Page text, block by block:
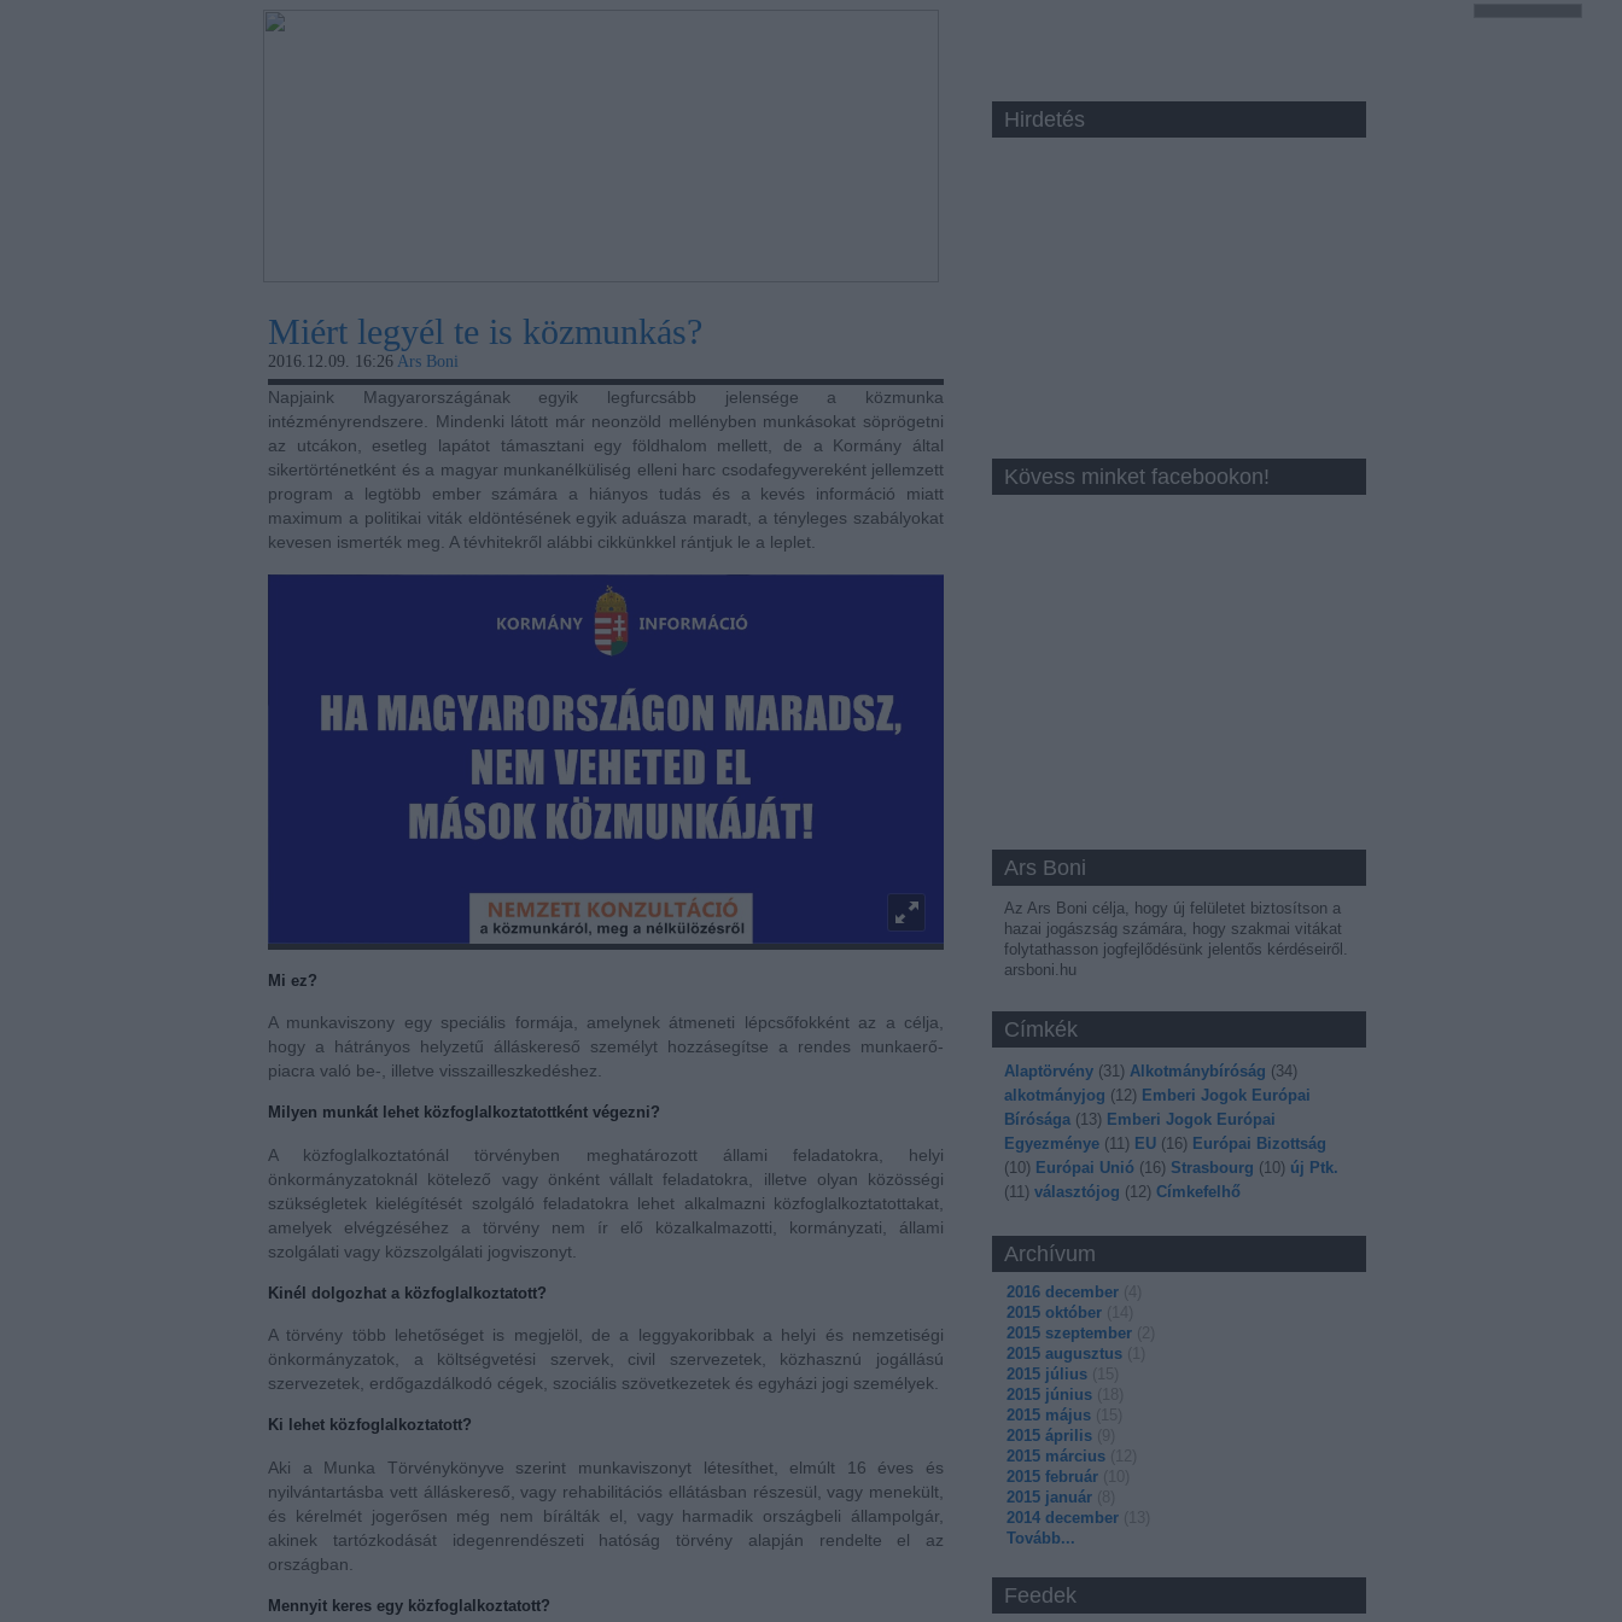
Hirdetés
Kövess minket facebookon!
Ars Boni
Az Ars Boni célja, hogy új felületet biztosítson a
hazai jogászság számára, hogy szakmai vitákat
folytathasson jogfejlődésünk jelentős kérdéseiről.
arsboni.hu
Címkék
Alaptörvény (31) Alkotmánybíróság (34)
alkotmányjog (12) Emberi Jogok Európai
Bírósága (13) Emberi Jogok Európai
Egyezménye (11) EU (16) Európai Bizottság
(10) Európai Unió (16) Strasbourg (10) új Ptk.
(11) választójog (12) Címkefelhő
Archívum
2016 december
2015 október
2015 szeptember
2015 augusztus
2015 július
2015 június
2015 május
2015 április
2015 március
2015 február
2015 január
2014 december
Tovább...
Feedek
Miért legyél te is közmunkás?
2016.12.09. 16:26 Ars Boni
Napjaink Magyarországának egyik legfurcsább jelensége a közmunka
intézményrendszere. Mindenki látott már neonzöld mellényben munkásokat söprögetni
az utcákon, esetleg lapátot támasztani egy földhalom mellett, de a Kormány által
sikertörténetként és a magyar munkanélküliség elleni harc csodafegyvereként jellemzett
program a legtöbb ember számára a hiányos tudás és a kevés információ miatt
maximum a politikai viták eldöntésének egyik aduásza maradt, a tényleges szabályokat
kevesen ismerték meg. A tévhitekről alábbi cikkünkkel rántjuk le a leplet.
Mi ez?
A munkaviszony egy speciális formája, amelynek átmeneti lépcsőfokként az a célja,
hogy a hátrányos helyzetű álláskereső személyt hozzásegítse a rendes munkaerő-
piacra való be-, illetve visszailleszkedéshez.
Milyen munkát lehet közfoglalkoztatottként végezni?
A közfoglalkoztatónál törvényben meghatározott állami feladatokra, helyi
önkormányzatoknál kötelező vagy önként vállalt feladatokra, illetve olyan közösségi
szükségletek kielégítését szolgáló feladatokra lehet alkalmazni közfoglalkoztatottakat,
amelyek elvégzéséhez a törvény nem ír elő közalkalmazotti, kormányzati, állami
szolgálati vagy közszolgálati jogviszonyt.
Kinél dolgozhat a közfoglalkoztatott?
A törvény több lehetőséget is megjelöl, de a leggyakoribbak a helyi és nemzetiségi
önkormányzatok, a költségvetési szervek, civil szervezetek, közhasznú jogállású
szervezetek, erdőgazdálkodó cégek, szociális szövetkezetek és egyházi jogi személyek.
Ki lehet közfoglalkoztatott?
Aki a Munka Törvénykönyve szerint munkaviszonyt létesíthet, elmúlt 16 éves és
nyilvántartásba vett álláskereső, vagy rehabilitációs ellátásban részesül, vagy menekült,
és kérelmét jogerősen még nem bírálták el, vagy harmadik országbeli állampolgár,
akinek tartózkodását idegenrendészeti hatóság törvény alapján rendelte el az
országban.
Mennyit keres egy közfoglalkoztatott?